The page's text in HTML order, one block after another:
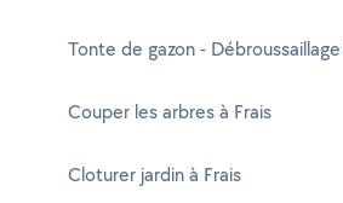
Tonte de gazon - Débroussaillage
Couper les arbres à Frais
Cloturer jardin à Frais